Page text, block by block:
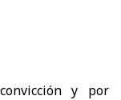
y por